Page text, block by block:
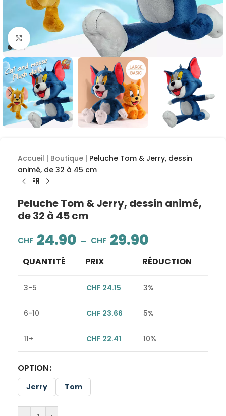
Cliquez pour agrandir
Accueil | Boutique | Peluche Tom & Jerry, dessin
animé, de 32 à 45 cm
Peluche Tom & Jerry, dessin animé,
de 32 à 45 cm
CHF 24.90 – CHF 29.90
QUANTITÉ PRIX RÉDUCTION
3-5 CHF 24.15 3%
6-10 CHF 23.66 5%
11+ CHF 22.41 10%
OPTION
Jerry Tom
Alternative: